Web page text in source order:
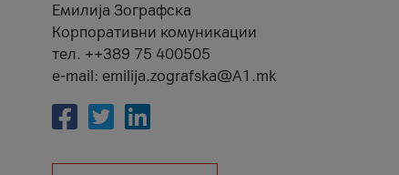
Емилија Зографска
Корпоративни комуникации
тел. ++389 75 400505
e-mail: emilija.zografska@A1.mk